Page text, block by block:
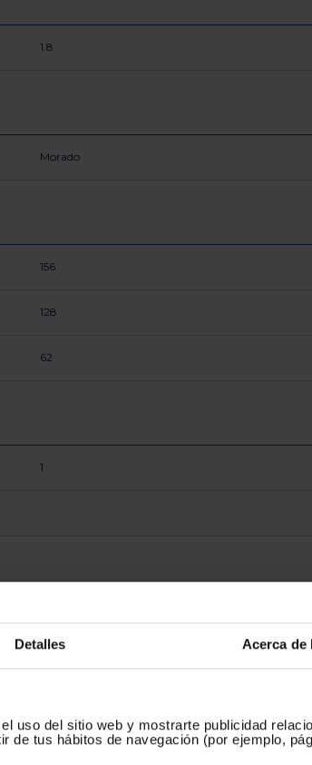
Detalles Acerca de
uso del sitio web y mostrarte publicidad
de tus hábitos de navegación (por ejemplo,
1.8
Morado
156
128
62
1
Inalámbrico